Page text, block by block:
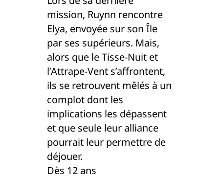
mission, Ruynn rencontre
Elya, envoyée sur son Île
par ses supérieurs. Mais,
alors que le Tisse-Nuit et
l’Attrape-Vent s’affrontent,
ils se retrouvent mêlés à un
complot dont les
implications les dépassent
et que seule leur alliance
pourrait leur permettre de
déjouer.
Dès 12 ans